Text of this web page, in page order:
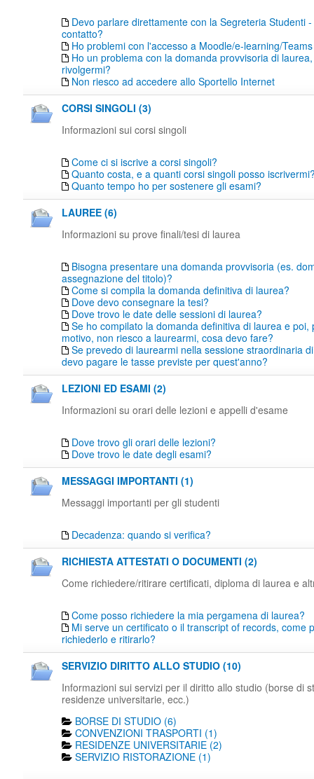
Devo parlare direttamente con la Segreteria Studenti
contatto?
Ho problemi con l'accesso a Moodle/e-learning/Teams
Ho un problema con la domanda provvisoria di
rivolgermi?
Non riesco ad accedere allo Sportello Internet
CORSI SINGOLI (3)
Informazioni sui corsi singoli
Come ci si iscrive a corsi singoli?
Quanto costa, e a quanti corsi singoli posso
Quanto tempo ho per sostenere gli esami?
LAUREE (6)
Informazioni su prove finali/tesi di laurea
Bisogna presentare una domanda provvisoria (es.
assegnazione del titolo)?
Come si compila la domanda definitiva di laurea?
Dove devo consegnare la tesi?
Dove trovo le date delle sessioni di laurea?
Se ho compilato la domanda definitiva di laurea e poi,
motivo, non riesco a laurearmi, cosa devo fare?
Se prevedo di laurearmi nella sessione straordinaria
devo pagare le tasse previste per quest'anno?
LEZIONI ED ESAMI (2)
Informazioni su orari delle lezioni e appelli d'esame
Dove trovo gli orari delle lezioni?
Dove trovo le date degli esami?
MESSAGGI IMPORTANTI (1)
Messaggi importanti per gli studenti
Decadenza: quando si verifica?
RICHIESTA ATTESTATI O DOCUMENTI (2)
Come richiedere/ritirare certificati, diploma di laurea e
Come posso richiedere la mia pergamena di laurea?
Mi serve un certificato o il transcript of records, come
richiederlo e ritirarlo?
SERVIZIO DIRITTO ALLO STUDIO (10)
Informazioni sui servizi per il diritto allo studio (borse di
residenze universitarie, ecc.)
BORSE DI STUDIO (6)
CONVENZIONI TRASPORTI (1)
RESIDENZE UNIVERSITARIE (2)
SERVIZIO RISTORAZIONE (1)